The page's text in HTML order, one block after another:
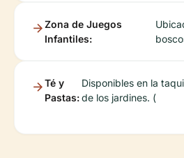
Zona de Juegos
Infantiles:
Té y
Pastas:
Disponibles en la
de los jardines. (